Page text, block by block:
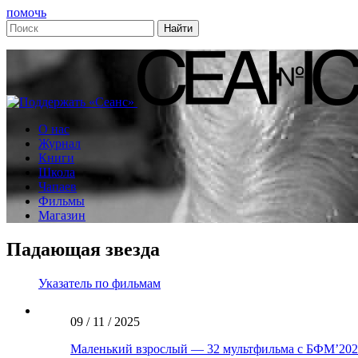
помочь
О нас
Журнал
Книги
Школа
Чапаев
Фильмы
Магазин
Падающая звезда
Указатель по фильмам
09 / 11 / 2025
Маленький взрослый — 32 мультфильма с